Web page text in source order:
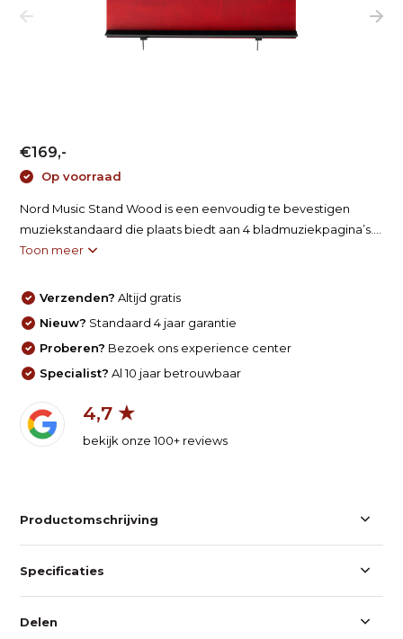
€169,-
Op voorraad
Nord Music Stand Wood is een eenvoudig te bevestigen
muziekstandaard die plaats biedt aan 4 bladmuziekpagina’s....
Toon meer
Verzenden? Altijd gratis
Nieuw? Standaard 4 jaar garantie
Proberen? Bezoek ons experience center
Specialist? Al 10 jaar betrouwbaar
4,7 ★
bekijk onze 100+ reviews
Productomschrijving
Specificaties
Delen